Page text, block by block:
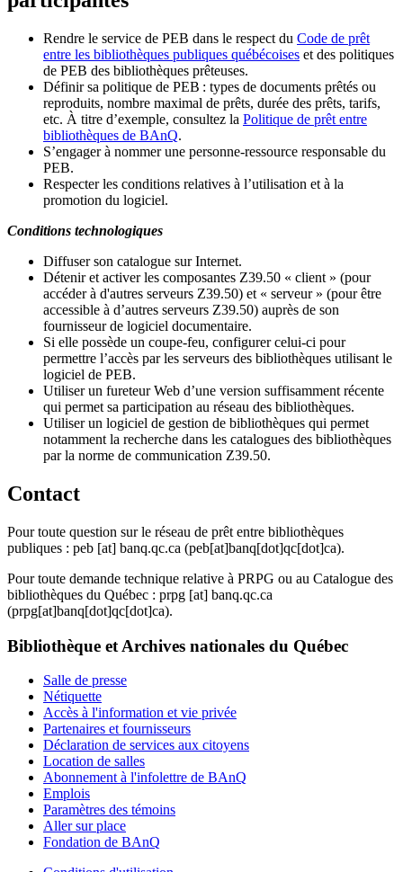
Rendre le service de PEB dans le respect du Code de prêt
entre les bibliothèques publiques québécoises et des politiques
de PEB des bibliothèques prêteuses.
Définir sa politique de PEB : types de documents prêtés ou
reproduits, nombre maximal de prêts, durée des prêts, tarifs,
etc. À titre d’exemple, consultez la Politique de prêt entre
bibliothèques de BAnQ.
S’engager à nommer une personne-ressource responsable du
PEB.
Respecter les conditions relatives à l’utilisation et à la
promotion du logiciel.
Conditions technologiques
Diffuser son catalogue sur Internet.
Détenir et activer les composantes Z39.50 « client » (pour
accéder à d'autres serveurs Z39.50) et « serveur » (pour être
accessible à d’autres serveurs Z39.50) auprès de son
fournisseur de logiciel documentaire.
Si elle possède un coupe-feu, configurer celui-ci pour
permettre l’accès par les serveurs des bibliothèques utilisant le
logiciel de PEB.
Utiliser un fureteur Web d’une version suffisamment récente
qui permet sa participation au réseau des bibliothèques.
Utiliser un logiciel de gestion de bibliothèques qui permet
notamment la recherche dans les catalogues des bibliothèques
par la norme de communication Z39.50.
Contact
Pour toute question sur le réseau de prêt entre bibliothèques
publiques : peb [at] banq.qc.ca (peb[at]banq[dot]qc[dot]ca).
Pour toute demande technique relative à PRPG ou au Catalogue des
bibliothèques du Québec : prpg [at] banq.qc.ca
(prpg[at]banq[dot]qc[dot]ca).
Bibliothèque et Archives nationales du Québec
Salle de presse
Nétiquette
Accès à l'information et vie privée
Partenaires et fournisseurs
Déclaration de services aux citoyens
Location de salles
Abonnement à l'infolettre de BAnQ
Emplois
Paramètres des témoins
Aller sur place
Fondation de BAnQ